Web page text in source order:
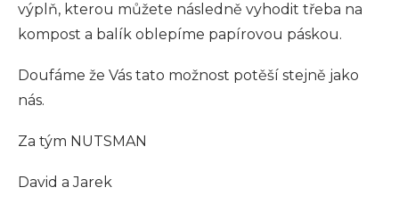
výplň, kterou můžete následně vyhodit třeba na
kompost a balík oblepíme papírovou páskou.
Doufáme že Vás tato možnost potěší stejně jako
nás.
Za tým NUTSMAN
David a Jarek